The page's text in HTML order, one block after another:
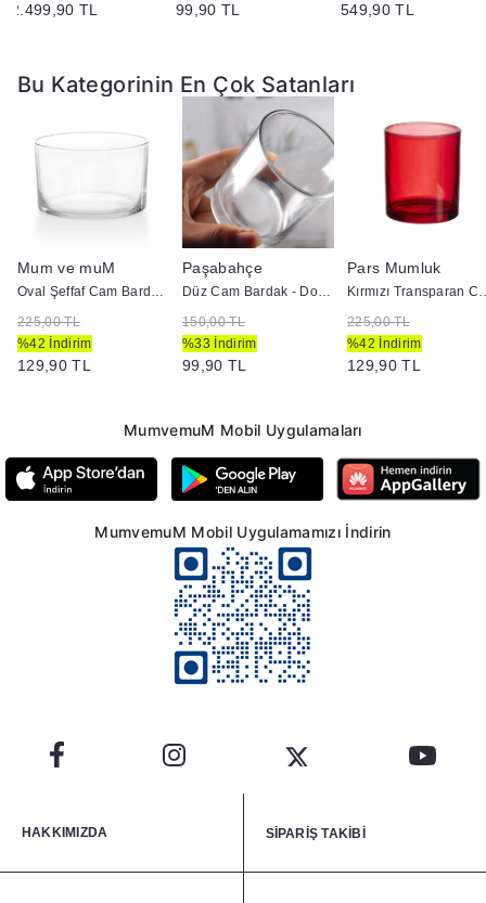
2.499,90 TL 99,90 TL 549,90 TL
Bu Kategorinin En Çok Satanları
Mum ve muM
Oval Şeffaf Cam Bardak - Doluma Uygun
225,00 TL
%42 İndirim
129,90 TL
Paşabahçe
Düz Cam Bardak - Doluma Uygun
150,00 TL
%33 İndirim
99,90 TL
Pars Mumluk
Kırmızı Transparan
225,00 TL
%42 İndirim
129,90 TL
MumvemuM Mobil Uygulamaları
MumvemuM Mobil Uygulamamızı İndirin
HAKKIMIZDA SİPARİŞ TAKİBİ